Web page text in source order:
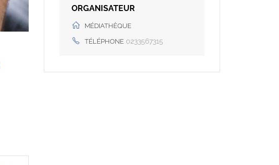
ORGANISATEUR
MÉDIATHÈQUE
TÉLÉPHONE 0233567315